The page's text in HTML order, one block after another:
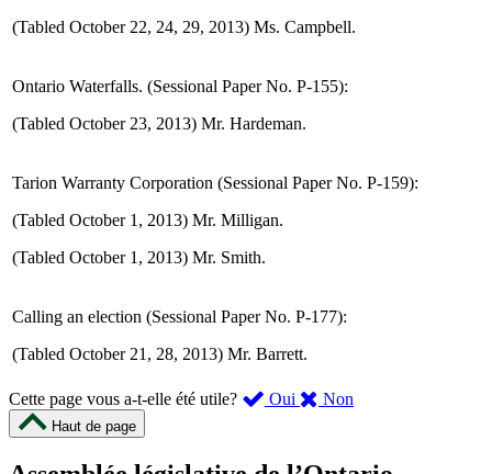
(Tabled October 22, 24, 29, 2013) Ms. Campbell.
Ontario Waterfalls. (Sessional Paper No. P-155):
(Tabled October 23, 2013) Mr. Hardeman.
Tarion Warranty Corporation (Sessional Paper No. P-159):
(Tabled October 1, 2013) Mr. Milligan.
(Tabled October 1, 2013) Mr. Smith.
Calling an election (Sessional Paper No. P-177):
(Tabled October 21, 28, 2013) Mr. Barrett.
Cette page vous a-t-elle été utile? Oui ,
Non
Haut de page